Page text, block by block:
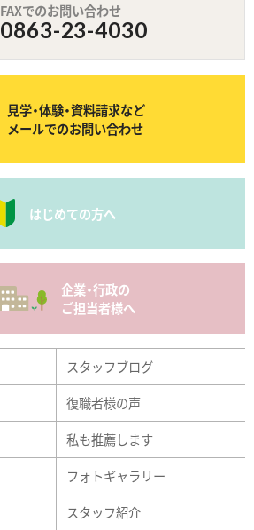
FAXでのお問い合わせ
0863-23-4030
見学・体験・資料請求など
メールでのお問い合わせ
はじめての方へ
企業・行政の
ご担当者様へ
スタッフブログ
復職者様の声
私も推薦します
フォトギャラリー
スタッフ紹介